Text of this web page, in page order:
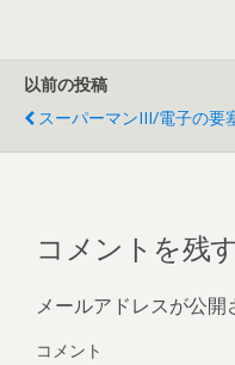
以前の投稿
スーパーマンIII/電子の要
コメントを残
メールアドレスが公開
コメント